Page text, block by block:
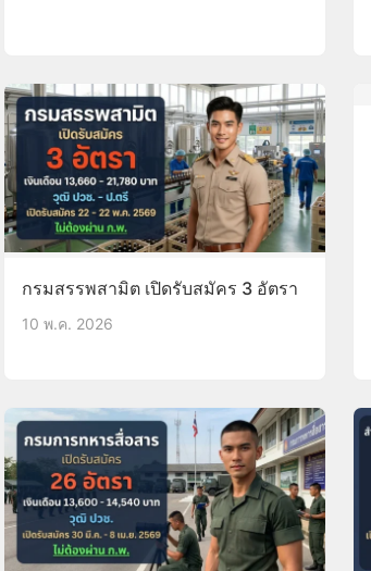
กรมสรรพสามิต เปิดรับสมัคร 3 อัตรา
10 พ.ค. 2026